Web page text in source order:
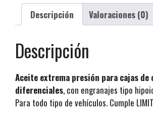
Descripción Valoraciones (0)
Descripción
Aceite extrema presión para cajas de
diferenciales, con engranajes tipo
Para todo tipo de vehículos. Cumple